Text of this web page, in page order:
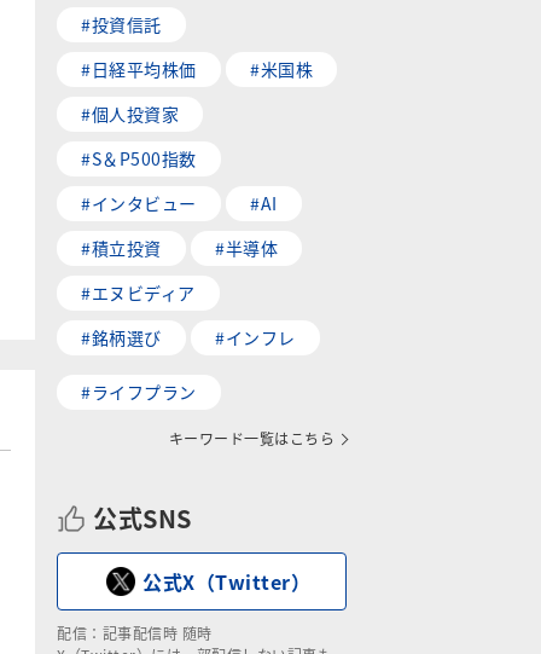
#投資信託
#日経平均株価
#米国株
#個人投資家
#S＆P500指数
#インタビュー
#AI
#積立投資
#半導体
#エヌビディア
#銘柄選び
#インフレ
#ライフプラン
キーワード一覧はこちら
公式SNS
公式X（Twitter）
配信：記事配信時 随時